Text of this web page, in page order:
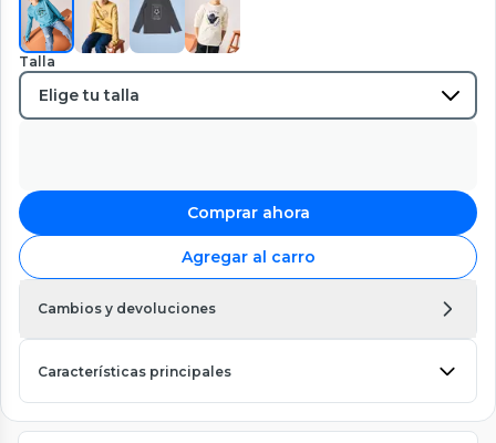
Talla
Comprar ahora
Agregar al carro
Cambios y devoluciones
Características principales